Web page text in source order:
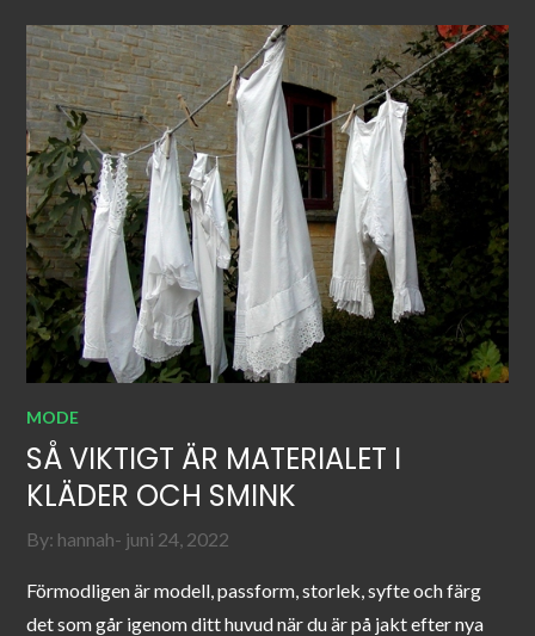
MODE
SÅ VIKTIGT ÄR MATERIALET I
KLÄDER OCH SMINK
By: hannah Posted
juni 24, 2022
Förmodligen är modell, passform, storlek, syfte och färg
det som går igenom ditt huvud när du är på jakt efter nya